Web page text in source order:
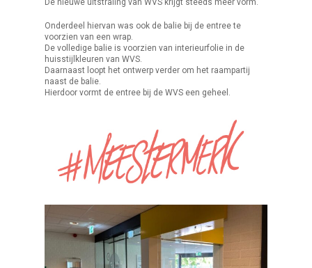
Onderdeel hiervan was ook de balie bij de entree te
voorzien van een wrap.
De volledige balie is voorzien van interieurfolie in de
huisstijlkleuren van WVS.
Daarnaast loopt het ontwerp verder om het raampartij
naast de balie.
Hierdoor vormt de entree bij de WVS een geheel.